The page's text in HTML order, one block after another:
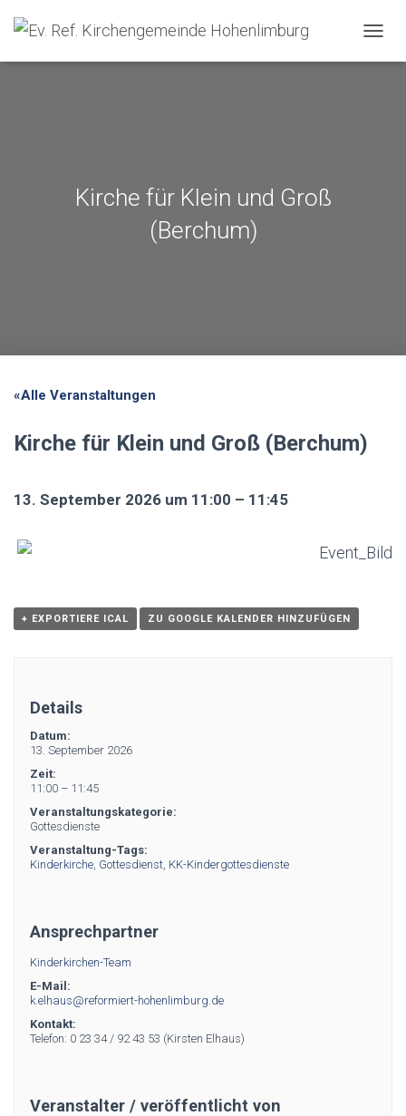
Kirche für Klein und Groß
(Berchum)
«Alle Veranstaltungen
Kirche für Klein und Groß (Berchum)
13. September 2026 um 11:00 – 11:45
+ EXPORTIERE ICAL ZU GOOGLE KALENDER HINZUFÜGEN
Details
Datum:
13. September 2026
Zeit:
11:00 – 11:45
Veranstaltungskategorie:
Gottesdienste
Veranstaltung-Tags:
Kinderkirche, Gottesdienst, KK-Kindergottesdienste
Ansprechpartner
Kinderkirchen-Team
E-Mail:
k.elhaus@reformiert-hohenlimburg.de
Kontakt:
Telefon: 0 23 34 / 92 43 53 (Kirsten Elhaus)
Veranstalter / veröffentlicht von